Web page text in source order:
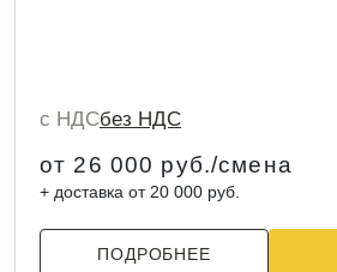
с НДСбез НДС
от 26 000 руб./смена
+ доставка от 20 000 руб.
ПОДРОБНЕЕ